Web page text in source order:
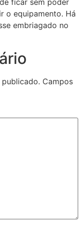
o equipamento. Há
embriagado no
Campos